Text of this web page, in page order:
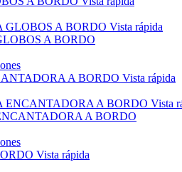
Vista rápida
A BORDO
Vista rápida
Vista
A BORDO
Vista rápida